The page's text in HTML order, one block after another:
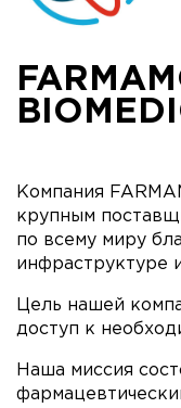
Компания
крупным
по всему миру
инфраструктуре
Цель нашей
доступ к
Наша миссия